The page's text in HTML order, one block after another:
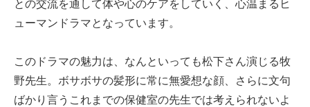
との交流を通して体や心のケアをしていく、心温まるヒ
ューマンドラマとなっています。
このドラマの魅力は、なんといっても松下さん演じる牧
野先生。ボサボサの髪形に常に無愛想な顔、さらに文句
ばかり言うこれまでの保健室の先生では考えられないよ